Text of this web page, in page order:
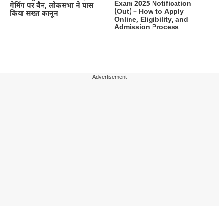
गेमिंग पर बैन, लोकसभा ने पास
किया सख्त कानून
Exam 2025 Notification
(Out) – How to Apply
Online, Eligibility, and
Admission Process
---Advertisement---